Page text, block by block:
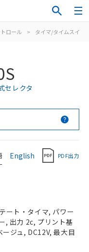
ロール > タイマ/タイムスイッ
セレクタ
English PDF出力
ート・タイマ, パワー
, 出力 2c, プリント基
ジュ, DC12V, 最大目